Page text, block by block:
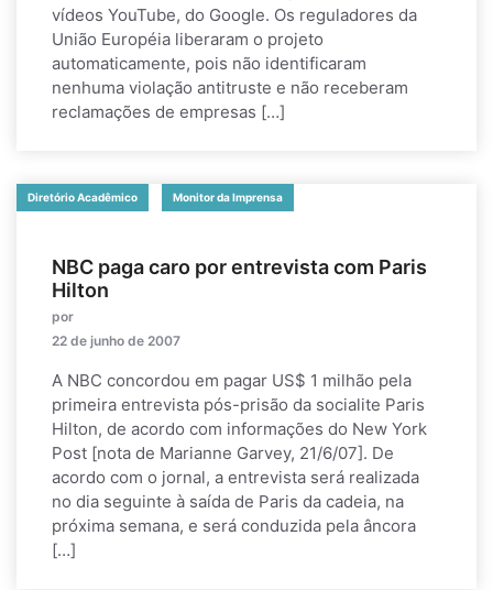
vídeos YouTube, do Google. Os reguladores da
União Européia liberaram o projeto
automaticamente, pois não identificaram
nenhuma violação antitruste e não receberam
reclamações de empresas […]
Diretório Acadêmico Monitor da Imprensa
NBC paga caro por entrevista com Paris
Hilton
por
22 de junho de 2007
A NBC concordou em pagar US$ 1 milhão pela
primeira entrevista pós-prisão da socialite Paris
Hilton, de acordo com informações do New York
Post [nota de Marianne Garvey, 21/6/07]. De
acordo com o jornal, a entrevista será realizada
no dia seguinte à saída de Paris da cadeia, na
próxima semana, e será conduzida pela âncora
[…]